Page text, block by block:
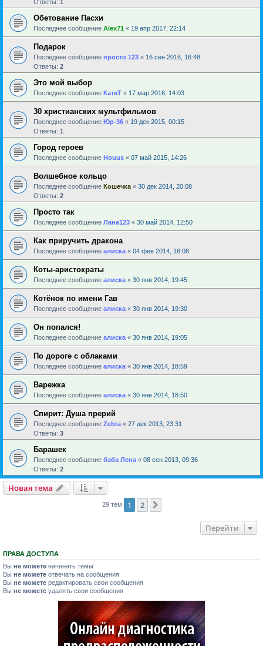
Ответы: 1
Обетование Пасхи
Последнее сообщение Alex71 « 19 апр 2017, 22:14
Подарок
Последнее сообщение просто 123 « 16 сен 2016, 16:48
Ответы: 2
Это мой выбор
Последнее сообщение КатяТ « 17 мар 2016, 14:03
30 христианских мультфильмов
Последнее сообщение Юр-36 « 19 дек 2015, 00:15
Ответы: 1
Город героев
Последнее сообщение Houus « 07 май 2015, 14:26
Волшебное кольцо
Последнее сообщение Кошечка « 30 дек 2014, 20:08
Ответы: 2
Просто так
Последнее сообщение Лана123 « 30 май 2014, 12:50
Как приручить дракона
Последнее сообщение алиска « 04 фев 2014, 18:08
Коты-аристократы
Последнее сообщение алиска « 30 янв 2014, 19:45
Котёнок по имени Гав
Последнее сообщение алиска « 30 янв 2014, 19:30
Он попался!
Последнее сообщение алиска « 30 янв 2014, 19:05
По дороге с облаками
Последнее сообщение алиска « 30 янв 2014, 18:59
Варежка
Последнее сообщение алиска « 30 янв 2014, 18:50
Спирит: Душа прерий
Последнее сообщение Zebra « 27 дек 2013, 23:31
Ответы: 3
Барашек
Последнее сообщение баба Лена « 08 сен 2013, 09:36
Ответы: 2
Новая тема
29 тем 1 2
Перейти
ПРАВА ДОСТУПА
Вы не можете начинать темы
Вы не можете отвечать на сообщения
Вы не можете редактировать свои сообщения
Вы не можете удалять свои сообщения